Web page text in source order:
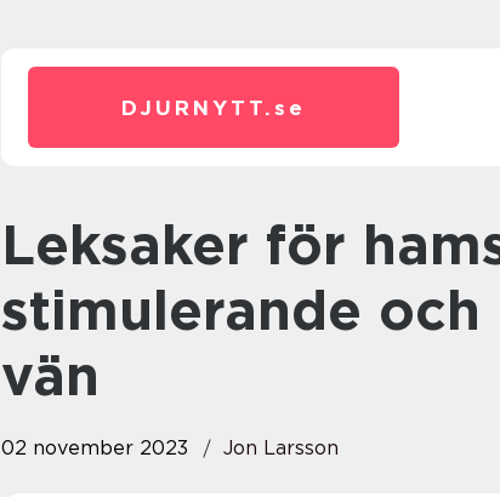
DJURNYTT. se
Leksaker för hamstrar – För en
stimulerande
vän
02 november 2023 Jon Larsson